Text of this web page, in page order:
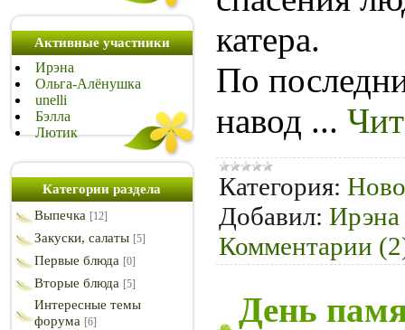
Активные участники
Ирэна
Ольга-Алёнушка
unelli
Бэлла
Лютик
Категории раздела
Выпечка [12]
Закуски, салаты [5]
Первые блюда [0]
Вторые блюда [5]
Интересные темы
форума [6]
катера.
По
навод ...
Категория:
Добавил: Ирэна
Комментарии
День